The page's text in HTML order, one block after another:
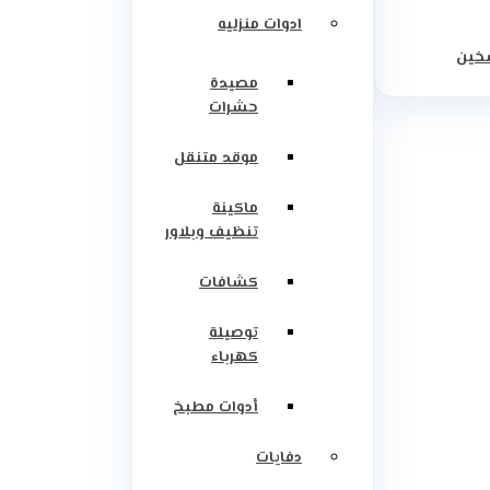
ادوات منزليه
مصيدة
حشرات
موقد متنقل
ماكينة
تنظيف وبلاور
كشافات
توصيلة
كهرباء
أدوات مطبخ
دفايات